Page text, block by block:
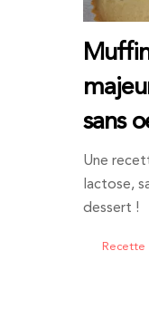
sans
Une
lactose,
dessert !
Recette